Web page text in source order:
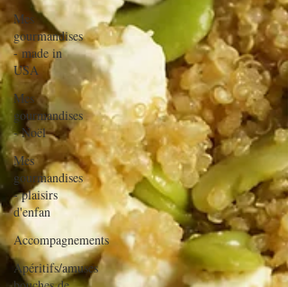
Mes
gourmandises
- made in
USA
Mes
gourmandises
- Noël
Mes
gourmandises
- plaisirs
d'enfan
Accompagnements
Apéritifs/amuses